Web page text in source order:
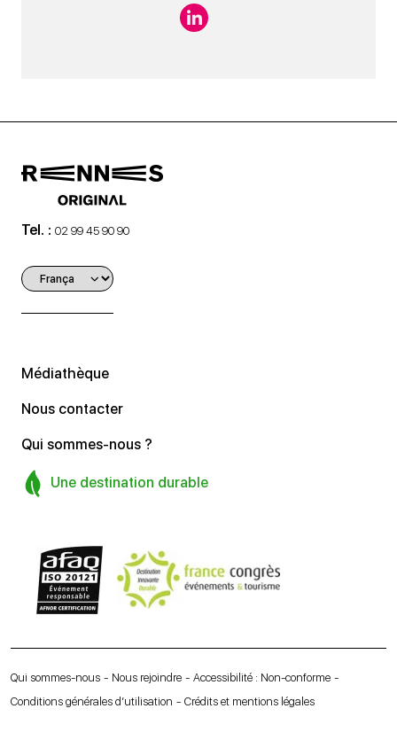
Tel. : 02 99 45 90 90
Médiathèque
Nous contacter
Qui sommes-nous ?
Une destination durable
Qui sommes-nous Nous rejoindre
Accessibilité : Non-conforme
Conditions générales d’utilisation
Crédits et mentions légales